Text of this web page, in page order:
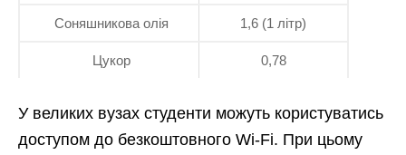
Соняшникова олія 1,6 (1 літр)
Цукор 0,78
У великих вузах студенти можуть користуватись
доступом до безкоштовного Wi-Fi. При цьому